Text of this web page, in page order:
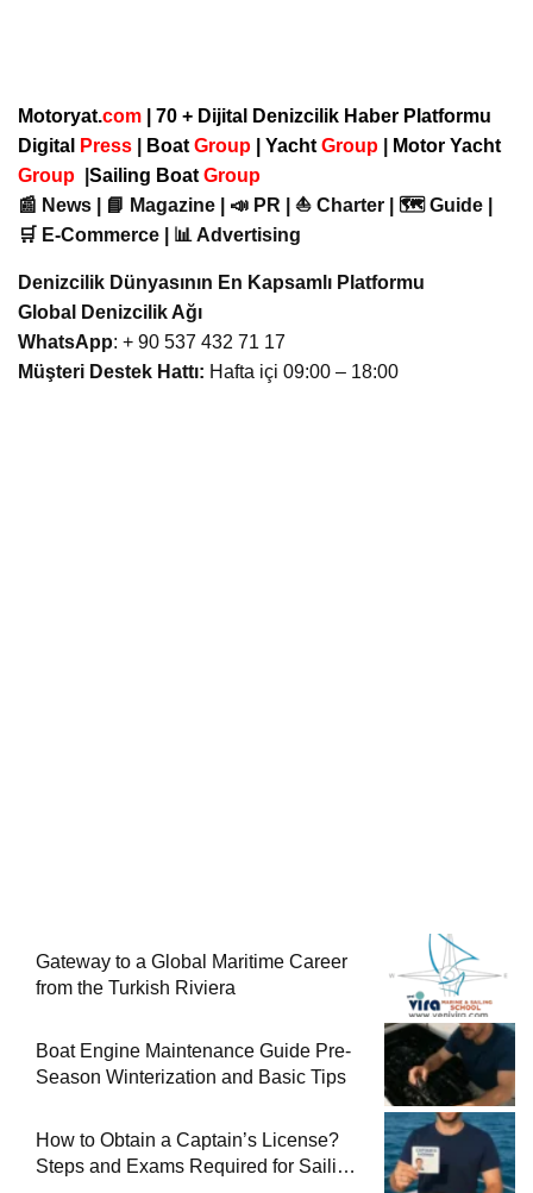
Motoryat.com | 70 + Dijital Denizcilik Haber Platformu
Digital
Press Boat Group Yacht Group
Motor Yacht
Group
Sailing Boat Group
📰 News | 📘 Magazine | 📣 PR | ⛵ Charter | 🗺️ Guide |
🛒 E-Commerce | 📊 Advertising
Denizcilik Dünyasının En Kapsamlı Platformu
Global Denizcilik Ağı
WhatsApp: + 90 537 432 71 17
Müşteri Destek Hattı: Hafta içi 09:00 – 18:00
Gateway to a Global Maritime Career
from the Turkish Riviera
Boat Engine Maintenance Guide Pre-
Season Winterization and Basic Tips
How to Obtain a Captain’s License?
Steps and Exams Required for Sailing